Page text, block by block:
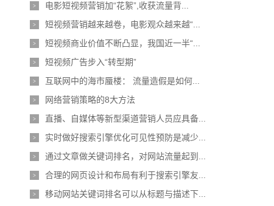
> 电影短视频营销加“花絮”,收获流量背...
> 短视频营销越来越卷，电影观众越来越“...
> 短视频商业价值不断凸显，我国近一半“...
> 短视频广告步入“转型期”
> 互联网中的海市蜃楼： 流量造假是如何...
> 网络营销策略的8大方法
> 直播、自媒体等新型渠道营销人员应具备...
> 实时做好搜索引擎优化可见性预防是减少...
> 通过文章做关键词排名，对网站流量起到...
> 合理的网页设计和布局有利于搜索引擎友...
> 移动网站关键词排名可以从标题与描述下...